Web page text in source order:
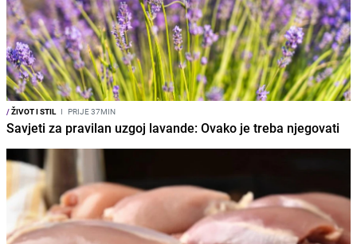
/ŽIVOT I STIL I PRIJE 37MIN
Savjeti za pravilan uzgoj lavande: Ovako je treba njegovati